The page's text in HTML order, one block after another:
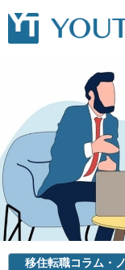
移住転職コラム・